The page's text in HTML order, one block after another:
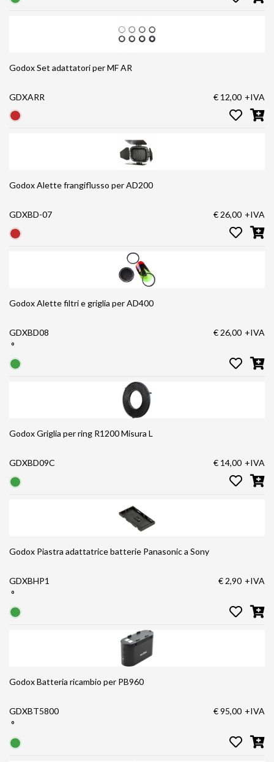
Godox Set adattatori per MF AR
GDXARR € 12,00 +IVA
Godox Alette frangiflusso per AD200
GDXBD-07 € 26,00 +IVA
Godox Alette filtri e griglia per AD400
GDXBD08
°
€ 26,00 +IVA
Godox Griglia per ring R1200 Misura L
GDXBD09C € 14,00 +IVA
Godox Piastra adattatrice batterie Panasonic a Sony
GDXBHP1
°
€ 2,90 +IVA
Godox Batteria ricambio per PB960
GDXBT5800
°
€ 95,00 +IVA